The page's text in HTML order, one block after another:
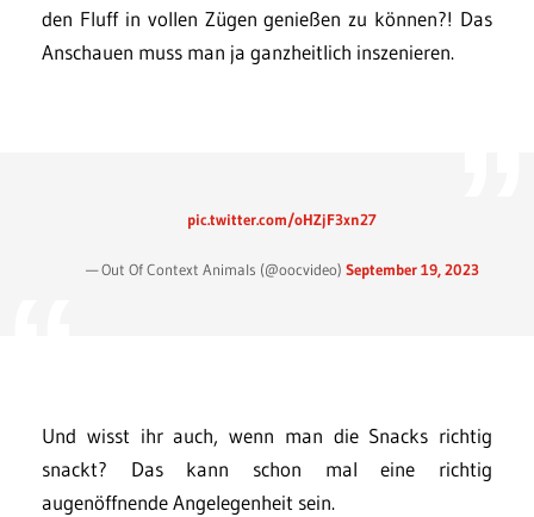
den Fluff in vollen Zügen genießen zu können?! Das
Anschauen muss man ja ganzheitlich inszenieren.
pic.twitter.com/oHZjF3xn27
— Out Of Context Animals (@oocvideo) September 19, 2023
Und wisst ihr auch, wenn man die Snacks richtig
snackt? Das kann schon mal eine richtig
augenöffnende Angelegenheit sein.